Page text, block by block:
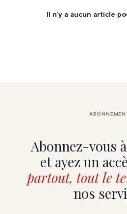
Il n'y a aucun article
Abonnez-vous à
et ayez un
partout, tout le
nos